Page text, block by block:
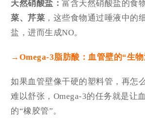
天然硝酸盐：富含天然硝酸盐的食
菜、芹菜 ，这些食物通过唾液中的
盐，进而生成NO。
→ Omega-3脂肪酸 ：血管壁的“生
如果血管壁像干硬的塑料管，再怎
难以舒张，Omega-3的任务就是让
的“橡胶管”。